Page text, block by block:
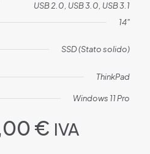
USB 2.0, USB 3.0, USB 3.1
14"
SSD (Stato solido)
ThinkPad
Windows 11 Pro
€ Il
prezzo
IVA